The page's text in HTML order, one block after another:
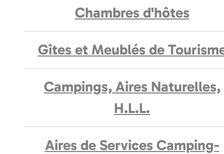
Chambres d'hôtes
Gîtes et Meublés de
Campings, Aires Naturelles,
H.L.L.
Aires de Services Camping-